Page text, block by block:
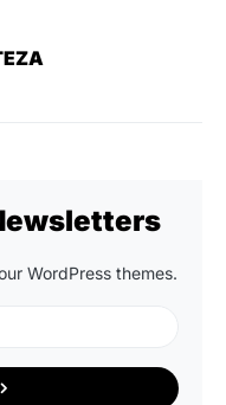
WordPress themes.